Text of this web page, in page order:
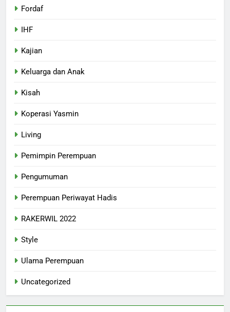
Fordaf
IHF
Kajian
Keluarga dan Anak
Kisah
Koperasi Yasmin
Living
Pemimpin Perempuan
Pengumuman
Perempuan Periwayat Hadis
RAKERWIL 2022
Style
Ulama Perempuan
Uncategorized